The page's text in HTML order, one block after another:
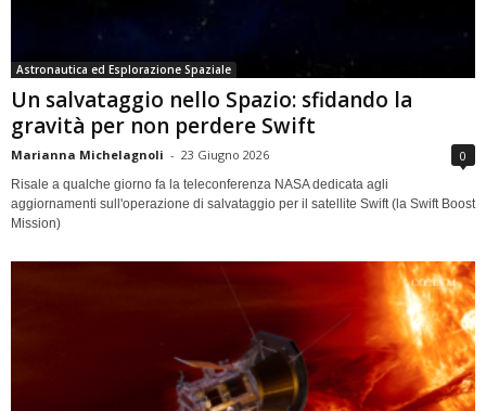
Astronautica ed Esplorazione Spaziale
Un salvataggio nello Spazio: sfidando la
gravità per non perdere Swift
Marianna Michelagnoli - 23 Giugno 2026 0
Risale a qualche giorno fa la teleconferenza NASA dedicata agli
aggiornamenti sull'operazione di salvataggio per il satellite Swift (la Swift Boost
Mission)